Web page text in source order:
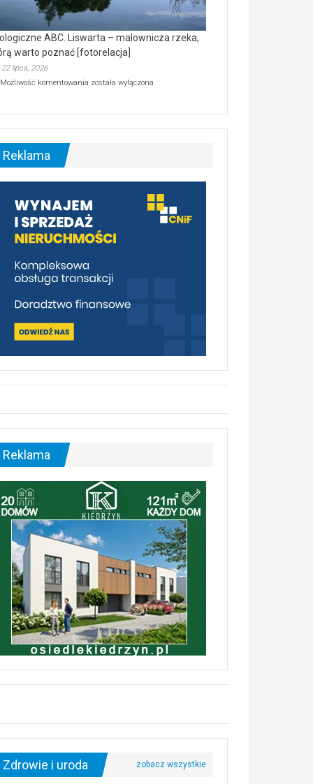
ABC. Liswarta – malownicza rzeka,
warto poznać [fotorelacja]
22 lipca, 2026
Możliwość komentowania Ekologiczne
–
malownicza
[fotorelacja]
została wyłączona
Reklama
Reklama
Zdrowie i uroda